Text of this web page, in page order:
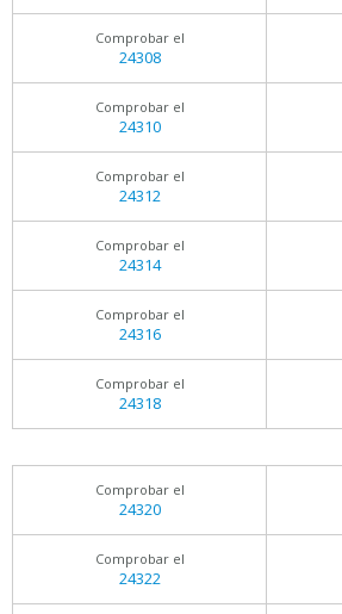
Comprobar el
24308
Comprobar el
24310
Comprobar el
24312
Comprobar el
24314
Comprobar el
24316
Comprobar el
24318
Comprobar el
24320
Comprobar el
24322